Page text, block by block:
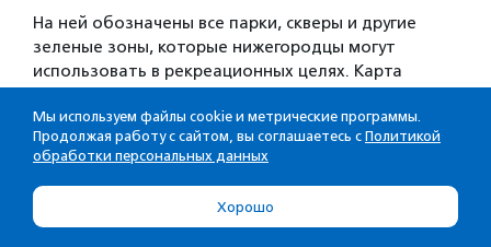
На ней обозначены все парки, скверы и другие
зеленые зоны, которые нижегородцы могут
использовать в рекреационных целях. Карта
из реестра озелененных территорий общего
пользования…
Мы используем файлы cookie и метрические программы.
Продолжая работу с сайтом, вы соглашаетесь с Политикой
обработки персональных данных
Хорошо